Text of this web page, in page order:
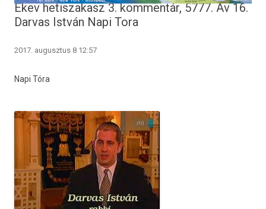
Ékev hetiszakasz 3. kommentár, 5777. Áv 16.
Darvas István Napi Tora
2017. augusztus 8 12:57
Napi Tóra